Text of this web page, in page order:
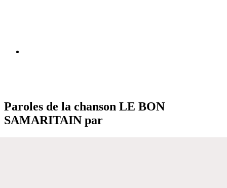
Paroles de la chanson LE BON
SAMARITAIN par